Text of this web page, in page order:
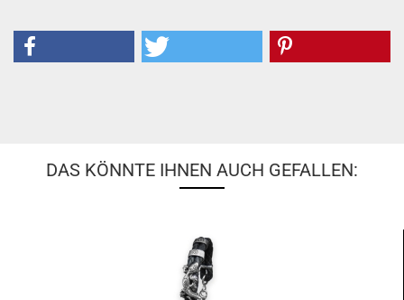
DAS KÖNNTE IHNEN AUCH GEFALLEN: